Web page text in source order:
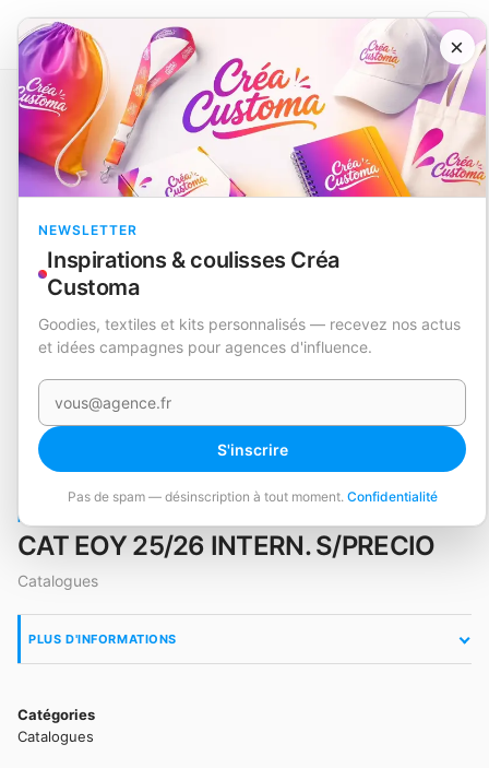
×
NEWSLETTER
Inspirations & coulisses Créa
Customa
Goodies, textiles et kits personnalisés — recevez nos actus
et idées campagnes pour agences d'influence.
Votre e-mail
S'inscrire
Pas de spam — désinscription à tout moment. Confidentialité
Catalogue CAT EOY 25/26 INTERN. S/PRECIO
RÉF. 11104730026
CAT EOY 25/26 INTERN. S/PRECIO
Catalogues
PLUS D'INFORMATIONS
Catégories
Catalogues